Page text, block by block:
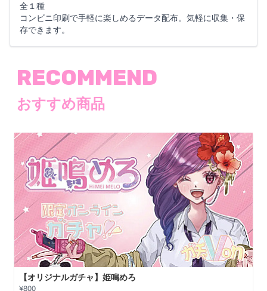
全１種
コンビニ印刷で手軽に楽しめるデータ配布。気軽に収集・保
存できます。
RECOMMEND
おすすめ商品
【コラボガチャ】輝月兎愛
¥800